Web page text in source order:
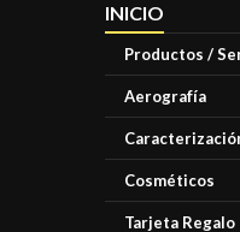
INICIO
Productos /
Aerografía
Cosméticos
Tarjeta Regalo